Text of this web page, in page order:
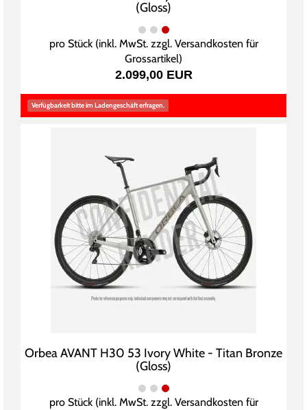
(Gloss)
pro Stück (inkl. MwSt. zzgl. Versandkosten für
Grossartikel)
2.099,00 EUR
Verfügbarkeit bitte im Ladengeschäft erfragen.
Orbea AVANT H30 53 Ivory White - Titan Bronze
(Gloss)
pro Stück (inkl. MwSt. zzgl. Versandkosten für